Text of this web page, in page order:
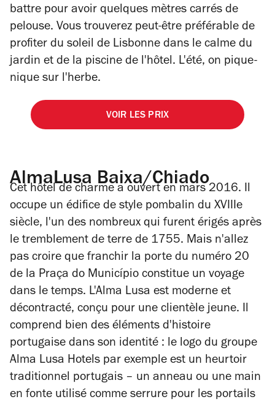
battre pour avoir quelques mètres carrés de
pelouse. Vous trouverez peut-être préférable de
profiter du soleil de Lisbonne dans le calme du
jardin et de la piscine de l'hôtel. L'été, on pique-
nique sur l'herbe.
VOIR LES PRIX
AlmaLusa Baixa/Chiado
Cet hôtel de charme a ouvert en mars 2016. Il
occupe un édifice de style pombalin du XVIIIe
siècle, l'un des nombreux qui furent érigés après
le tremblement de terre de 1755. Mais n'allez
pas croire que franchir la porte du numéro 20
de la Praça do Município constitue un voyage
dans le temps. L'Alma Lusa est moderne et
décontracté, conçu pour une clientèle jeune. Il
comprend bien des éléments d'histoire
portugaise dans son identité : le logo du groupe
Alma Lusa Hotels par exemple est un heurtoir
traditionnel portugais – un anneau ou une main
en fonte utilisé comme serrure pour les portails